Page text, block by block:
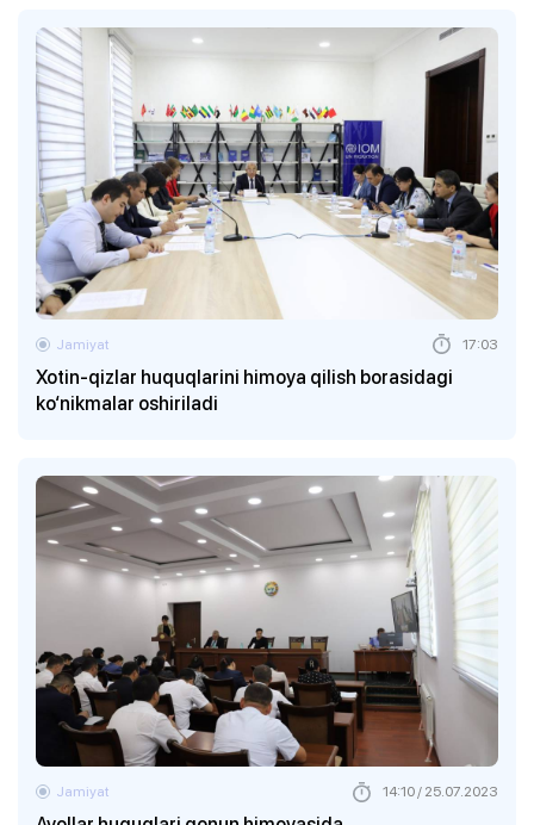
Xotin-qizlar huquqlarini himoya qilish borasidagi
ko‘nikmalar oshiriladi
Jamiyat 17:03
Jamiyat 14:10 / 25.07.2023